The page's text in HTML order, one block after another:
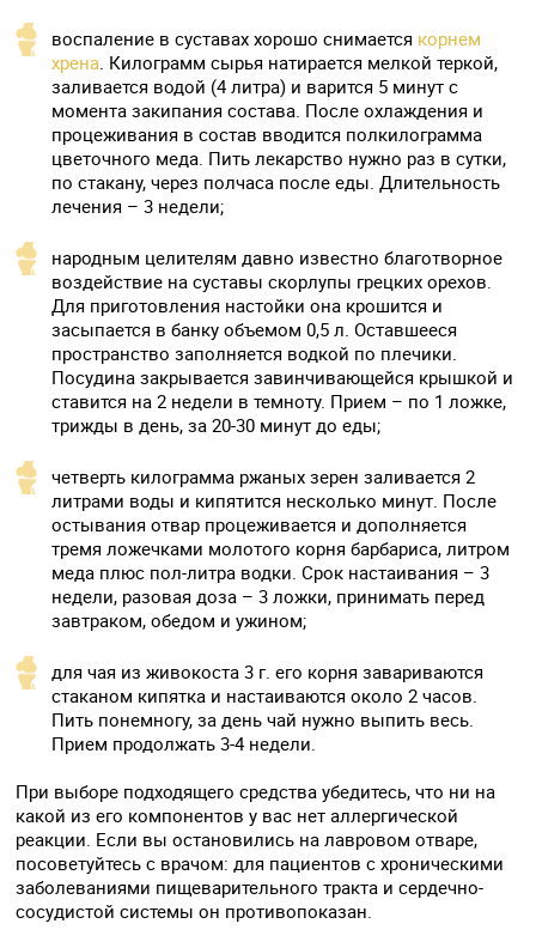
воспаление в суставах хорошо снимается корнем
хрена. Килограмм сырья натирается мелкой теркой,
заливается водой (4 литра) и варится 5 минут с
момента закипания состава. После охлаждения и
процеживания в состав вводится полкилограмма
цветочного меда. Пить лекарство нужно раз в сутки,
по стакану, через полчаса после еды. Длительность
лечения – 3 недели;
народным целителям давно известно благотворное
воздействие на суставы скорлупы грецких орехов.
Для приготовления настойки она крошится и
засыпается в банку объемом 0,5 л. Оставшееся
пространство заполняется водкой по плечики.
Посудина закрывается завинчивающейся крышкой и
ставится на 2 недели в темноту. Прием – по 1 ложке,
трижды в день, за 20-30 минут до еды;
четверть килограмма ржаных зерен заливается 2
литрами воды и кипятится несколько минут. После
остывания отвар процеживается и дополняется
тремя ложечками молотого корня барбариса, литром
меда плюс пол-литра водки. Срок настаивания – 3
недели, разовая доза – 3 ложки, принимать перед
завтраком, обедом и ужином;
для чая из живокоста 3 г. его корня завариваются
стаканом кипятка и настаиваются около 2 часов.
Пить понемногу, за день чай нужно выпить весь.
Прием продолжать 3-4 недели.
При выборе подходящего средства убедитесь, что ни на
какой из его компонентов у вас нет аллергической
реакции. Если вы остановились на лавровом отваре,
посоветуйтесь с врачом: для пациентов с хроническими
заболеваниями пищеварительного тракта и сердечно-
сосудистой системы он противопоказан.